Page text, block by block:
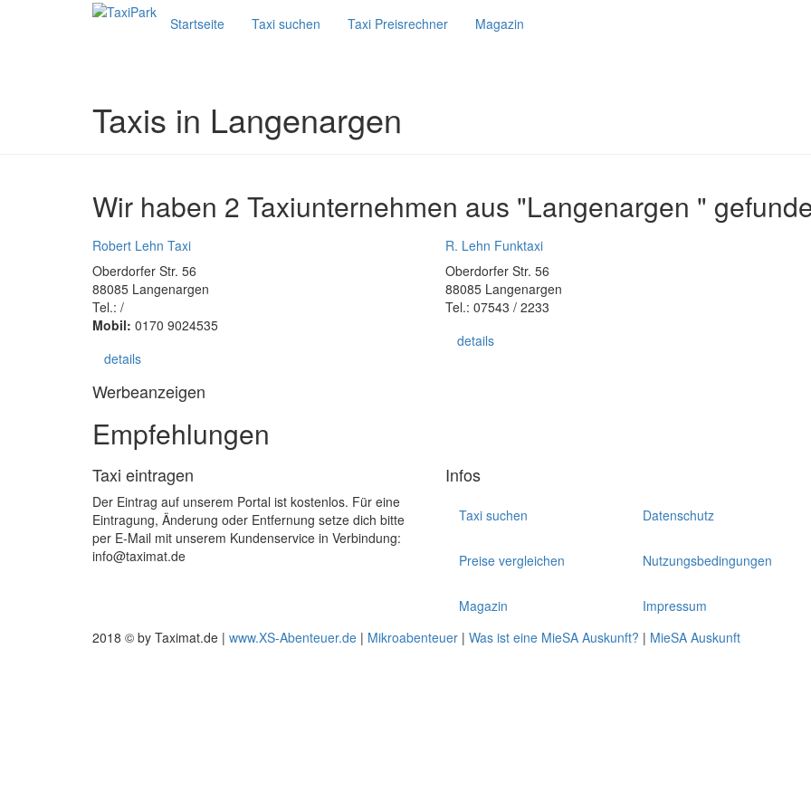
Startseite Taxi suchen Taxi Preisrechner Magazin
Taxis in Langenargen
Wir haben 2 Taxiunternehmen aus "Langenargen "
Robert Lehn Taxi
Oberdorfer Str. 56
88085 Langenargen
Tel.: /
Mobil: 0170 9024535
details
R. Lehn Funktaxi
Oberdorfer Str. 56
88085 Langenargen
Tel.: 07543 / 2233
details
Werbeanzeigen
Empfehlungen
Taxi eintragen
Der Eintrag auf unserem Portal ist kostenlos. Für eine
Eintragung, Änderung oder Entfernung setze dich bitte
per E-Mail mit unserem Kundenservice in Verbindung:
info@taximat.de
Infos
Taxi suchen
Preise vergleichen
Magazin
Datenschutz
Nutzungsbedingungen
Impressum
2018 © by Taximat.de | www.XS-Abenteuer.de | Mikroabenteuer | Was ist eine MieSA Auskunft? | MieSA Auskunft